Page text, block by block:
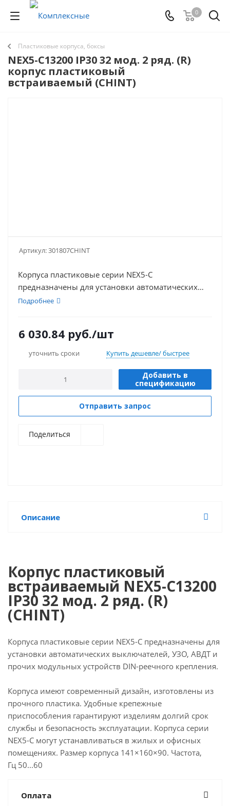
0
Пластиковые корпуса, боксы
NEX5-C13200 IP30 32 мод. 2 ряд. (R)
корпус пластиковый
встраиваемый (CHINT)
Артикул:301807CHINT
Корпуса пластиковые серии NEX5-C
предназначены для установки автоматических
выключателей, УЗО, АВДТ и прочих модульных
Подробнее
6 030.84 руб./шт
уточнить сроки Купить дешевле/ быстрее
Добавить в
спецификацию
Отправить запрос
Поделиться
Описание
Корпус пластиковый
встраиваемый NEX5-C13200
IP30 32 мод. 2 ряд. (R)
(CHINT)
Корпуса пластиковые серии NEX5-C предназначены для
установки автоматических выключателей, УЗО, АВДТ и
прочих модульных устройств DIN-реечного крепления.
Корпуса имеют современный дизайн, изготовлены из
прочного пластика. Удобные крепежные
приспособления гарантируют изделиям долгий срок
службы и безопасность эксплуатации. Корпуса серии
NEX5-C могут устанавливаться в жилых и офисных
помещениях. Размер корпуса 141×160×90. Частота,
Гц 50...60
Оплата